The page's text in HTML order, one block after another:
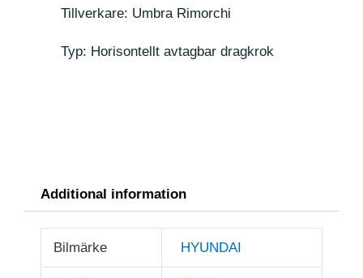
Tillverkare: Umbra Rimorchi
Typ: Horisontellt avtagbar dragkrok
Additional information
Bilmärke HYUNDAI